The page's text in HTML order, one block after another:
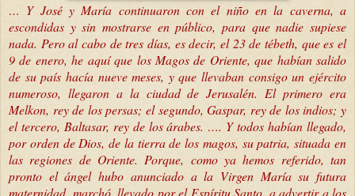
… Y José y María continuaron con el niño en la caverna, a
escondidas y sin mostrarse en público, para que nadie supiese
nada. Pero al cabo de tres días, es decir, el 23 de tébeth, que es el
9 de enero, he aquí que los Magos de Oriente, que habían salido
de su país hacía nueve meses, y que llevaban consigo un ejército
numeroso, llegaron a la ciudad de Jerusalén. El primero era
Melkon, rey de los persas; el segundo, Gaspar, rey de los indios; y
el tercero, Baltasar, rey de los árabes. …. Y todos habían llegado,
por orden de Dios, de la tierra de los magos, su patria, situada en
las regiones de Oriente. Porque, como ya hemos referido, tan
pronto el ángel hubo anunciado a la Virgen María su futura
maternidad, marchó, llevado por el Espíritu Santo, a advertir a los